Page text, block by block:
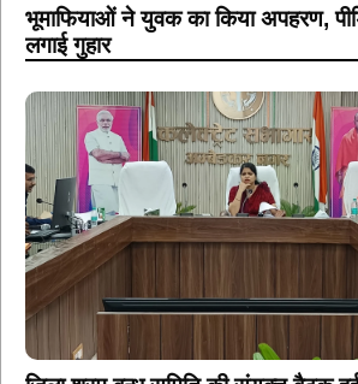
भूमाफियाओं ने युवक का किया अपहरण,
लगाई गुहार